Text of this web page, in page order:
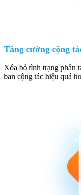
Tăng cường cộng
Xóa bỏ tình trạng phân
ban cộng tác hiệu quả